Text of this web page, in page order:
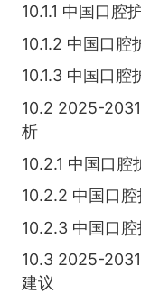
10.1.1 中国口腔
10.1.2 中国口腔
10.1.3 中国口
10.2 2025-
析
10.2.1 中国口
10.2.2 中国口
10.2.3 中国口
10.3 2025-
建议